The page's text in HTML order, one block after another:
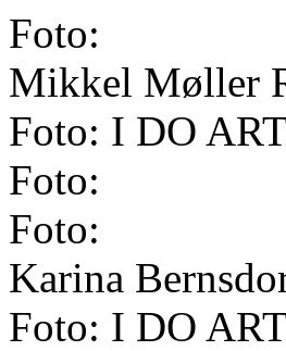
Foto:
Mikkel Møller
Foto: I DO
Foto:
Foto:
Karina
Foto: I DO